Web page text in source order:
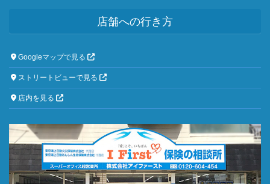
店舗への行き方
Googleマップで見る
ストリートビューで見る
店内を見る